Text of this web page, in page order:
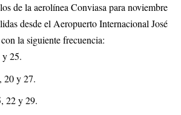
de la aerolínea Conviasa para noviembre
desde el Aeropuerto Internacional José
la siguiente frecuencia:
y 25.
20 y 27.
22 y 29.